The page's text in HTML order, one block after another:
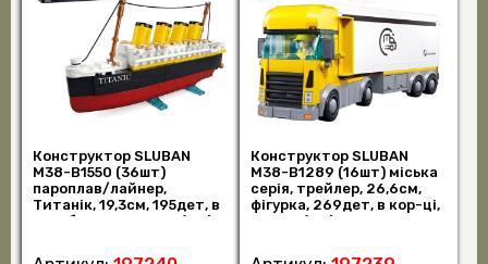
Конструктор SLUBAN
M38-B1550 (36шт)
пароплав/лайнер,
Титанік, 19,3см, 195дет, в
коробці, 22-19-6см (шт)
Конструктор SLUBAN
M38-B1289 (16шт) міська
серія, трейлер, 26,6см,
фігурка, 269дет, в кор-ці,
38-28, (шт)